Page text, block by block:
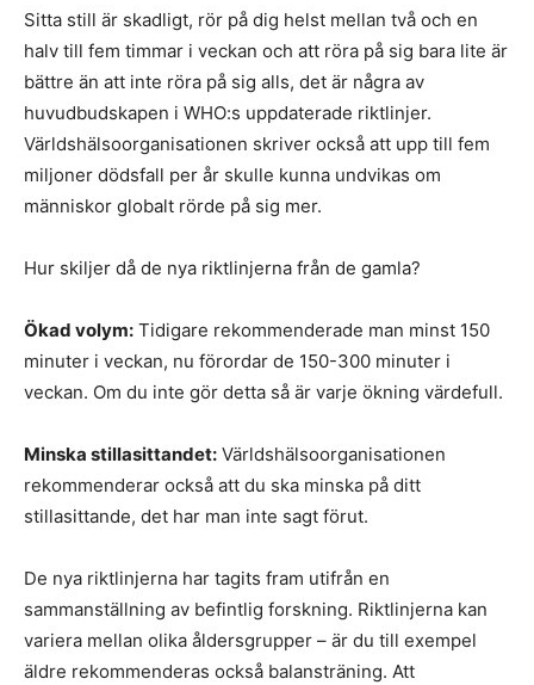
Sitta still är skadligt, rör på dig helst mellan två och en
halv till fem timmar i veckan och att röra på sig bara lite är
bättre än att inte röra på sig alls, det är några av
huvudbudskapen i WHO:s uppdaterade riktlinjer.
Världshälsoorganisationen skriver också att upp till fem
miljoner dödsfall per år skulle kunna undvikas om
människor globalt rörde på sig mer.
Hur skiljer då de nya riktlinjerna från de gamla?
Ökad volym: Tidigare rekommenderade man minst 150
minuter i veckan, nu förordar de 150-300 minuter i
veckan. Om du inte gör detta så är varje ökning värdefull.
Minska stillasittandet: Världshälsoorganisationen
rekommenderar också att du ska minska på ditt
stillasittande, det har man inte sagt förut.
De nya riktlinjerna har tagits fram utifrån en
sammanställning av befintlig forskning. Riktlinjerna kan
variera mellan olika åldersgrupper – är du till exempel
äldre rekommenderas också balansträning. Att